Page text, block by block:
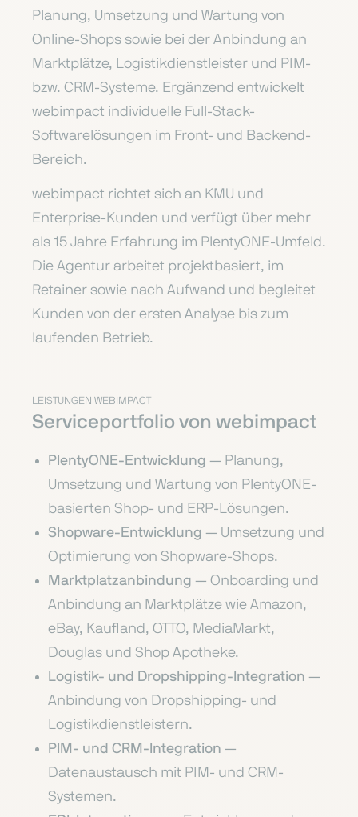
Planung, Umsetzung und Wartung von
Online-Shops sowie bei der Anbindung an
Marktplätze, Logistikdienstleister und PIM-
bzw. CRM-Systeme. Ergänzend entwickelt
webimpact individuelle Full-Stack-
Softwarelösungen im Front- und Backend-
Bereich.
webimpact richtet sich an KMU und
Enterprise-Kunden und verfügt über mehr
als 15 Jahre Erfahrung im PlentyONE-Umfeld.
Die Agentur arbeitet projektbasiert, im
Retainer sowie nach Aufwand und begleitet
Kunden von der ersten Analyse bis zum
laufenden Betrieb.
LEISTUNGEN WEBIMPACT
Serviceportfolio von webimpact
PlentyONE-Entwicklung — Planung,
Umsetzung und Wartung von PlentyONE-
basierten Shop- und ERP-Lösungen.
Shopware-Entwicklung — Umsetzung und
Optimierung von Shopware-Shops.
Marktplatzanbindung — Onboarding und
Anbindung an Marktplätze wie Amazon,
eBay, Kaufland, OTTO, MediaMarkt,
Douglas und Shop Apotheke.
Logistik- und Dropshipping-Integration —
Anbindung von Dropshipping- und
Logistikdienstleistern.
PIM- und CRM-Integration —
Datenaustausch mit PIM- und CRM-
Systemen.